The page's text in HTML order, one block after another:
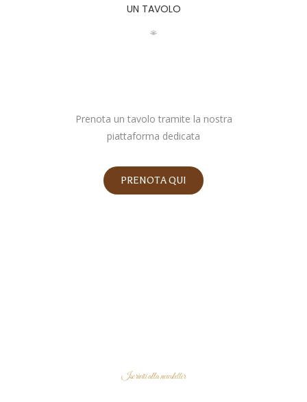
UN TAVOLO
Prenota un tavolo tramite la nostra
piattaforma dedicata
PRENOTA QUI
Iscriviti alla newsletter